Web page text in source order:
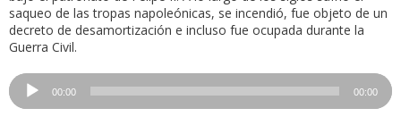
saqueo de las tropas napoleónicas, se incendió, fue objeto de un
decreto de desamortización e incluso fue ocupada durante la
Guerra Civil.
Reproductor
de
audio
00:00 00:00